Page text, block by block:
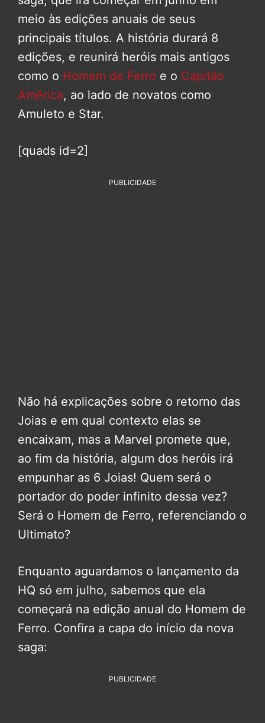
meio às edições anuais de seus
principais títulos. A história durará 8
edições, e reunirá heróis mais antigos
como o Homem de Ferro e o Capitão
América, ao lado de novatos como
Amuleto e Star.
[quads id=2]
PUBLICIDADE
Não há explicações sobre o retorno das
Joias e em qual contexto elas se
encaixam, mas a Marvel promete que,
ao fim da história, algum dos heróis irá
empunhar as 6 Joias! Quem será o
portador do poder infinito dessa vez?
Será o Homem de Ferro, referenciando o
Ultimato?
Enquanto aguardamos o lançamento da
HQ só em julho, sabemos que ela
começará na edição anual do Homem de
Ferro. Confira a capa do início da nova
saga:
PUBLICIDADE